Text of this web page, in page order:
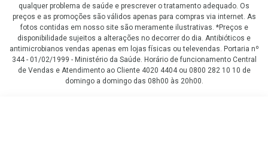
qualquer problema de saúde e prescrever o tratamento adequado. Os
preços e as promoções são válidos apenas para compras via internet. As
fotos contidas em nosso site são meramente ilustrativas. *Preços e
disponibilidade sujeitos a alterações no decorrer do dia. Antibióticos e
antimicrobianos vendas apenas em lojas físicas ou televendas. Portaria nº
344 - 01/02/1999 - Ministério da Saúde. Horário de funcionamento Central
de Vendas e Atendimento ao Cliente 4020 4404 ou 0800 282 10 10 de
domingo a domingo das 08h00 às 20h00.